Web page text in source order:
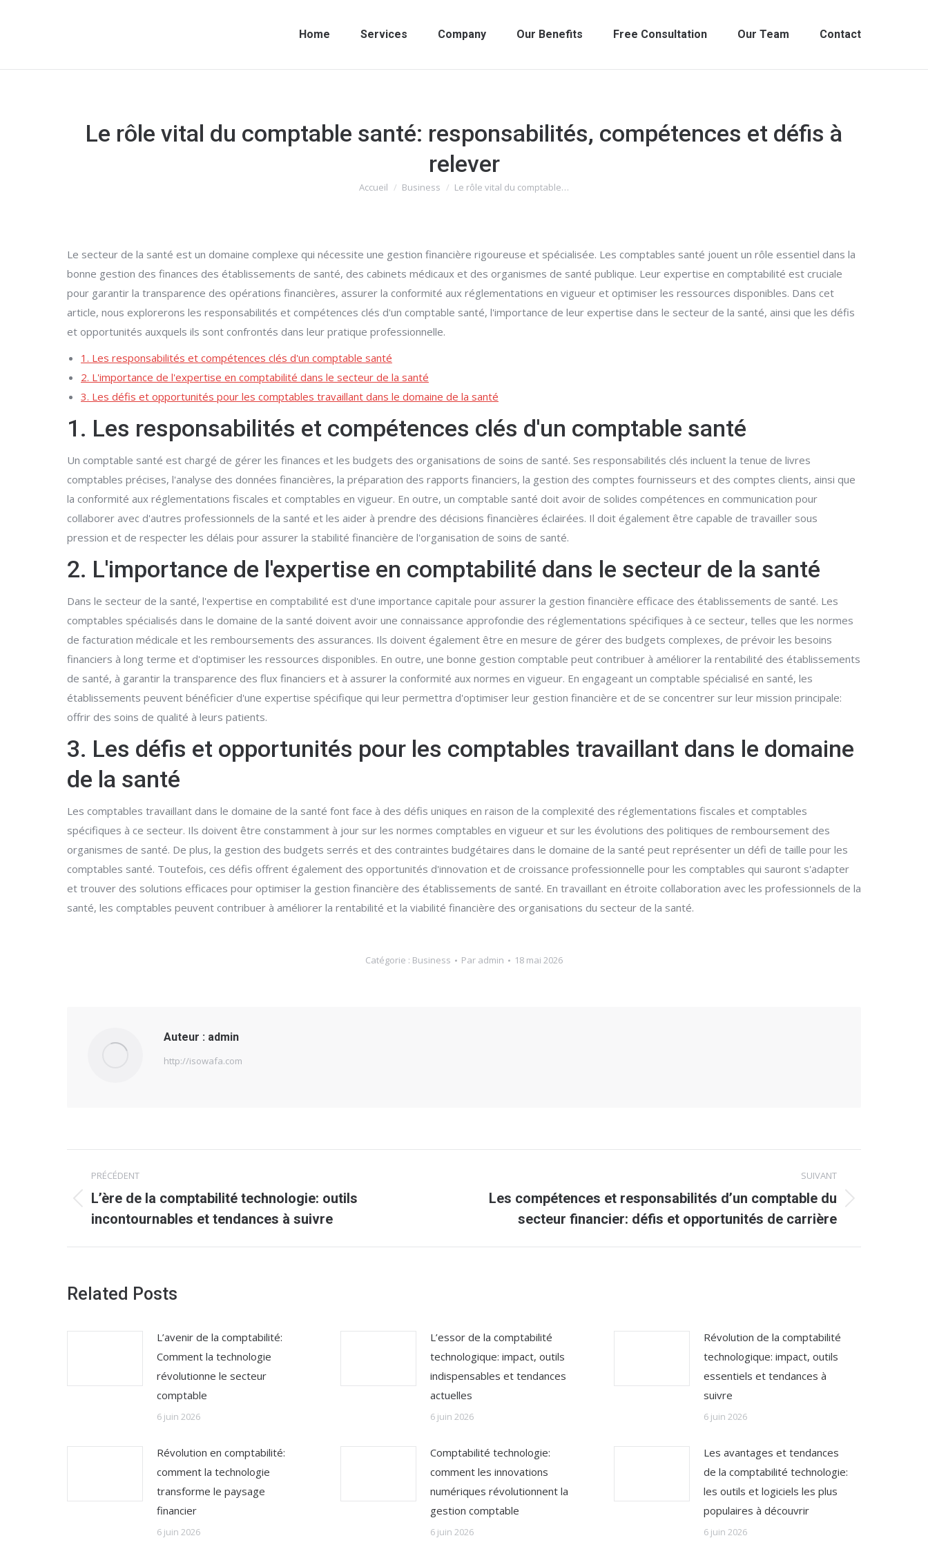
Home Services Company Our Benefits Free Consultation Our Team Contact
Le rôle vital du comptable santé: responsabilités, compétences et défis à
relever
Vous êtes ici :
Accueil Business Le rôle vital du comptable…
Le secteur de la santé est un domaine complexe qui nécessite une gestion financière rigoureuse et spécialisée. Les comptables santé jouent un rôle essentiel dans la
bonne gestion des finances des établissements de santé, des cabinets médicaux et des organismes de santé publique. Leur expertise en comptabilité est cruciale
pour garantir la transparence des opérations financières, assurer la conformité aux réglementations en vigueur et optimiser les ressources disponibles. Dans cet
article, nous explorerons les responsabilités et compétences clés d'un comptable santé, l'importance de leur expertise dans le secteur de la santé, ainsi que les défis
et opportunités auxquels ils sont confrontés dans leur pratique professionnelle.
1. Les responsabilités et compétences clés d'un comptable santé
2. L'importance de l'expertise en comptabilité dans le secteur de la santé
3. Les défis et opportunités pour les comptables travaillant dans le domaine de la santé
1. Les responsabilités et compétences clés d'un comptable santé
Un comptable santé est chargé de gérer les finances et les budgets des organisations de soins de santé. Ses responsabilités clés incluent la tenue de livres
comptables précises, l'analyse des données financières, la préparation des rapports financiers, la gestion des comptes fournisseurs et des comptes clients, ainsi que
la conformité aux réglementations fiscales et comptables en vigueur. En outre, un comptable santé doit avoir de solides compétences en communication pour
collaborer avec d'autres professionnels de la santé et les aider à prendre des décisions financières éclairées. Il doit également être capable de travailler sous
pression et de respecter les délais pour assurer la stabilité financière de l'organisation de soins de santé.
2. L'importance de l'expertise en comptabilité dans le secteur de la santé
Dans le secteur de la santé, l'expertise en comptabilité est d'une importance capitale pour assurer la gestion financière efficace des établissements de santé. Les
comptables spécialisés dans le domaine de la santé doivent avoir une connaissance approfondie des réglementations spécifiques à ce secteur, telles que les normes
de facturation médicale et les remboursements des assurances. Ils doivent également être en mesure de gérer des budgets complexes, de prévoir les besoins
financiers à long terme et d'optimiser les ressources disponibles. En outre, une bonne gestion comptable peut contribuer à améliorer la rentabilité des établissements
de santé, à garantir la transparence des flux financiers et à assurer la conformité aux normes en vigueur. En engageant un comptable spécialisé en santé, les
établissements peuvent bénéficier d'une expertise spécifique qui leur permettra d'optimiser leur gestion financière et de se concentrer sur leur mission principale:
offrir des soins de qualité à leurs patients.
3. Les défis et opportunités pour les comptables travaillant dans le domaine
de la santé
Les comptables travaillant dans le domaine de la santé font face à des défis uniques en raison de la complexité des réglementations fiscales et comptables
spécifiques à ce secteur. Ils doivent être constamment à jour sur les normes comptables en vigueur et sur les évolutions des politiques de remboursement des
organismes de santé. De plus, la gestion des budgets serrés et des contraintes budgétaires dans le domaine de la santé peut représenter un défi de taille pour les
comptables santé. Toutefois, ces défis offrent également des opportunités d'innovation et de croissance professionnelle pour les comptables qui sauront s'adapter
et trouver des solutions efficaces pour optimiser la gestion financière des établissements de santé. En travaillant en étroite collaboration avec les professionnels de la
santé, les comptables peuvent contribuer à améliorer la rentabilité et la viabilité financière des organisations du secteur de la santé.
Catégorie : Business Par admin 18 mai 2026
Auteur : admin
http://isowafa.com
Navigation
article
PRÉCÉDENT
Article
précédent
:
L’ère de la comptabilité technologie: outils
incontournables et tendances à suivre
SUIVANT
Article
:
Les compétences et responsabilités d’un comptable du
secteur financier: défis et opportunités de carrière
Related Posts
L’avenir de la comptabilité:
Comment la technologie
révolutionne le secteur
comptable
6 juin 2026
L’essor de la comptabilité
technologique: impact, outils
indispensables et tendances
actuelles
6 juin 2026
Révolution de la comptabilité
technologique: impact, outils
essentiels et tendances à
suivre
6 juin 2026
Révolution en comptabilité:
comment la technologie
transforme le paysage
financier
6 juin 2026
Comptabilité technologie:
comment les innovations
numériques révolutionnent la
gestion comptable
6 juin 2026
Les avantages et tendances
de la comptabilité technologie:
les outils et logiciels les plus
populaires à découvrir
6 juin 2026